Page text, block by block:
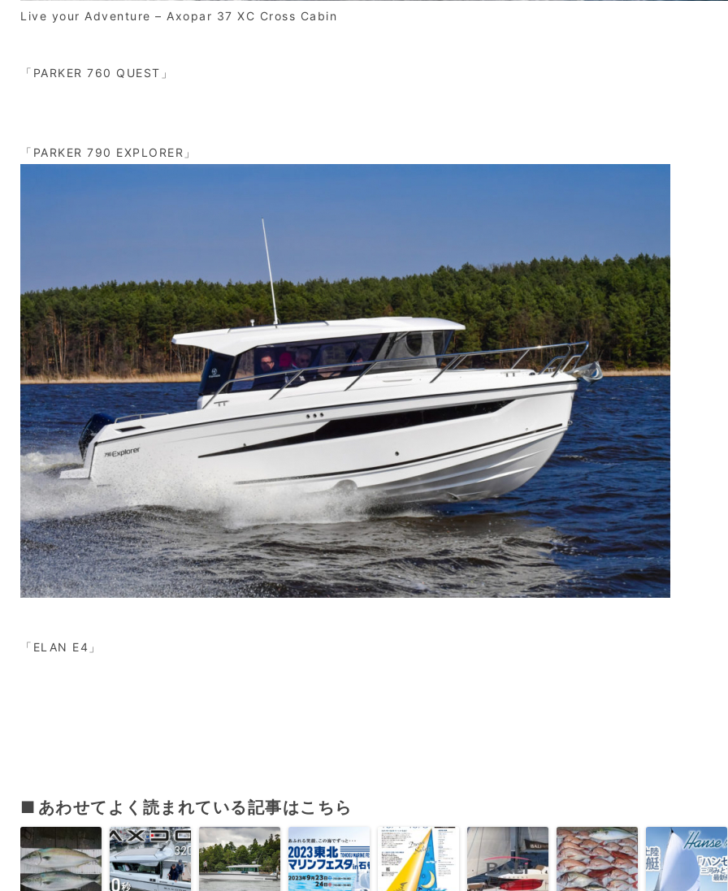
Live your Adventure – Axopar 37 XC Cross Cabin
「PARKER 760 QUEST」
「PARKER 790 EXPLORER」
「ELAN E4」
あわせてよく読まれている記事はこちら